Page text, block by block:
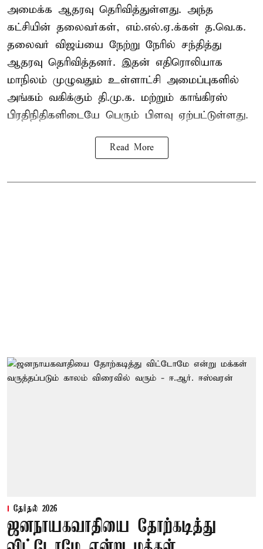
அமைக்க ஆதரவு தெரிவித்துள்ளது. அந்த
கட்சியின் தலைவர்கள், எம்.எல்.ஏ.க்கள் த.வெ.க.
தலைவர் விஜய்யை நேற்று நேரில் சந்தித்து
ஆதரவு தெரிவித்தனர். இதன் எதிரொலியாக
மாநிலம் முழுவதும் உள்ளாட்சி அமைப்புகளில்
அங்கம் வகிக்கும் தி.மு.க. மற்றும் காங்கிரஸ்
பிரதிநிதிகளிடையே பெரும் பிளவு ஏற்பட்டுள்ளது.
Read More
தேர்தல் 2026
ஜனநாயகவாதியை தோற்கடித்து